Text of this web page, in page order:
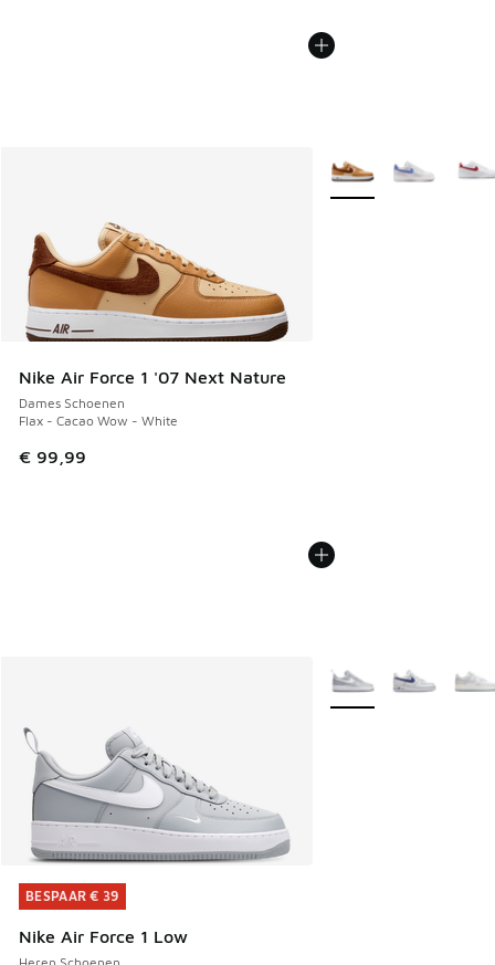
Nike Air Force 1 '07 Next Nature
Dames Schoenen
Flax - Cacao Wow - White
€ 99,99
Meer kleuren
BESPAAR € 39
Nike Air Force 1 Low
BESPAAR € 39
Meer kleuren